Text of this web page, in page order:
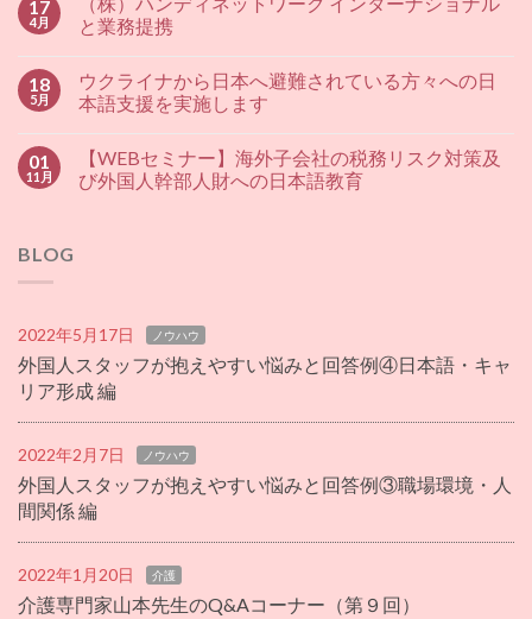
17
4月
と業務提携
18
5月
ウクライナから日本へ避難されている方々への日
本語支援を実施します
01
11月
【WEBセミナー】海外子会社の税務リスク対策及
び外国人幹部人財への日本語教育
BLOG
2022年5月17日 ノウハウ
外国人スタッフが抱えやすい悩みと回答例④日本語・キャ
リア形成 編
2022年2月7日 ノウハウ
外国人スタッフが抱えやすい悩みと回答例③職場環境・人
間関係 編
2022年1月20日 介護
介護専門家山本先生のQ&Aコーナー（第９回）